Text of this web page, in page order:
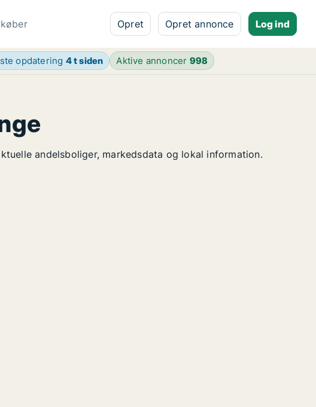
Opret Opret annonce Log ind
opdatering 4 t siden Aktive annoncer 998
andelsboliger, markedsdata og lokal information.